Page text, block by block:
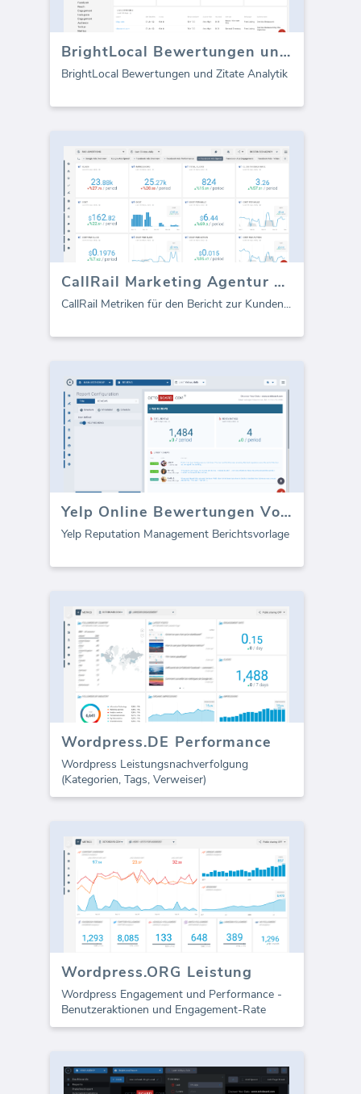
BrightLocal Bewertungen und Zitate (Bericht)
BrightLocal Bewertungen und Zitate Analytik
CallRail Marketing Agentur Vorlage (Bericht)
CallRail Metriken für den Bericht zur Kunden...
Yelp Online Bewertungen Vorlage (Bericht)
Yelp Reputation Management Berichtsvorlage
Wordpress.DE Performance
Wordpress Leistungsnachverfolgung
(Kategorien, Tags, Verweiser)
Wordpress.ORG Leistung
Wordpress Engagement und Performance -
Benutzeraktionen und Engagement-Rate